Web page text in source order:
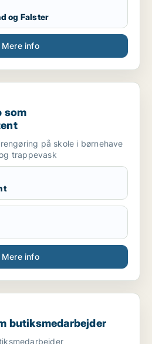
og Falster
Mere info
som
på skole i børnehave
trappevask
Mere info
butiksmedarbejder